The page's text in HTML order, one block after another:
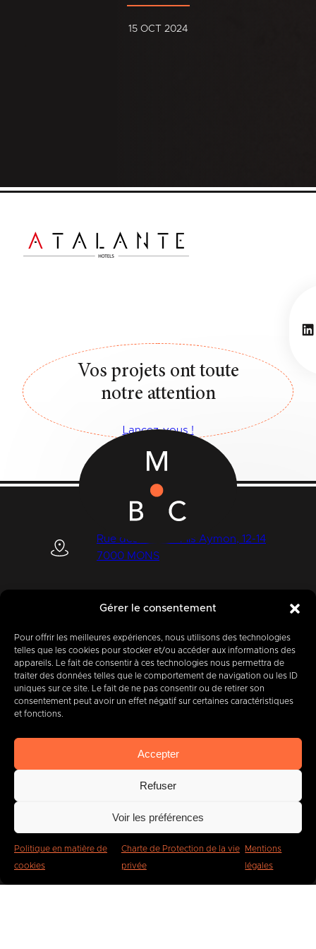
Gérer le consentement
Pour offrir les meilleures expériences, nous utilisons des technologies
telles que les cookies pour stocker et/ou accéder aux informations des
appareils. Le fait de consentir à ces technologies nous permettra de
traiter des données telles que le comportement de navigation ou les ID
uniques sur ce site. Le fait de ne pas consentir ou de retirer son
consentement peut avoir un effet négatif sur certaines caractéristiques
et fonctions.
Accepter
Refuser
Voir les préférences
Politique en matière de
cookies
Charte de Protection de la vie
privée
Mentions
légales
15 OCT 2024
Vos projets ont toute
notre attention
Lancez-vous !
Rue des Quatre Fils Aymon, 12-14
7000 MONS
info@imbc.be
Aujourd’hui, partenaire
400entreprises.
IMBC Vie privée